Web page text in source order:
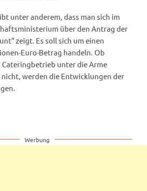
unter anderem, dass man sich im
über den Antrag der
zeigt. Es soll sich um einen
Euro-Betrag handeln. Ob
Cateringbetrieb unter die Arme
werden die Entwicklungen der
Werbung